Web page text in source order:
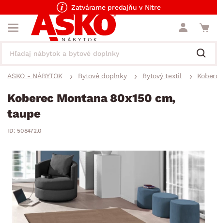
Zatvárame predajňu v Nitre
ASKO - NÁBYTOK Bytové doplnky Bytový textil
Koberec Montana 80x150 cm,
taupe
ID: 508472.0